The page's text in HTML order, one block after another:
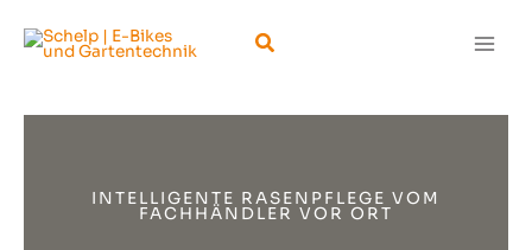
Inhalt
springen
Suchen
INTELLIGENTE RASENPFLEGE VOM
FACHHÄNDLER VOR ORT